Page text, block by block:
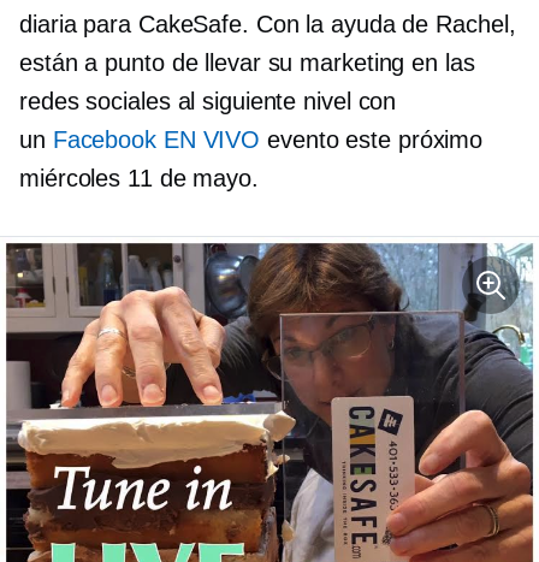
diaria para CakeSafe. Con la ayuda de Rachel,
están a punto de llevar su marketing en las
redes sociales al siguiente nivel con
un Facebook EN VIVO evento este próximo
miércoles 11 de mayo.